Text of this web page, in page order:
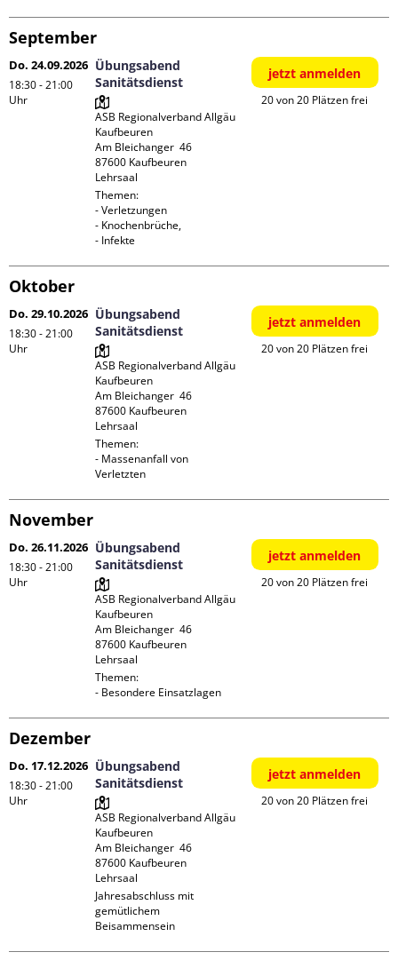
September
Do. 24.09.2026
18:30 - 21:00
Uhr
Übungsabend
Sanitätsdienst
ASB Regionalverband Allgäu
Kaufbeuren
Am Bleichanger  46
87600 Kaufbeuren
Lehrsaal
Themen:
- Verletzungen
- Knochenbrüche,
- Infekte
jetzt anmelden
20 von 20 Plätzen frei
Oktober
Do. 29.10.2026
18:30 - 21:00
Uhr
Übungsabend
Sanitätsdienst
ASB Regionalverband Allgäu
Kaufbeuren
Am Bleichanger  46
87600 Kaufbeuren
Lehrsaal
Themen:
- Massenanfall von
Verletzten
jetzt anmelden
20 von 20 Plätzen frei
November
Do. 26.11.2026
18:30 - 21:00
Uhr
Übungsabend
Sanitätsdienst
ASB Regionalverband Allgäu
Kaufbeuren
Am Bleichanger  46
87600 Kaufbeuren
Lehrsaal
Themen:
- Besondere Einsatzlagen
jetzt anmelden
20 von 20 Plätzen frei
Dezember
Do. 17.12.2026
18:30 - 21:00
Uhr
Übungsabend
Sanitätsdienst
ASB Regionalverband Allgäu
Kaufbeuren
Am Bleichanger  46
87600 Kaufbeuren
Lehrsaal
Jahresabschluss mit
gemütlichem
Beisammensein
jetzt anmelden
20 von 20 Plätzen frei